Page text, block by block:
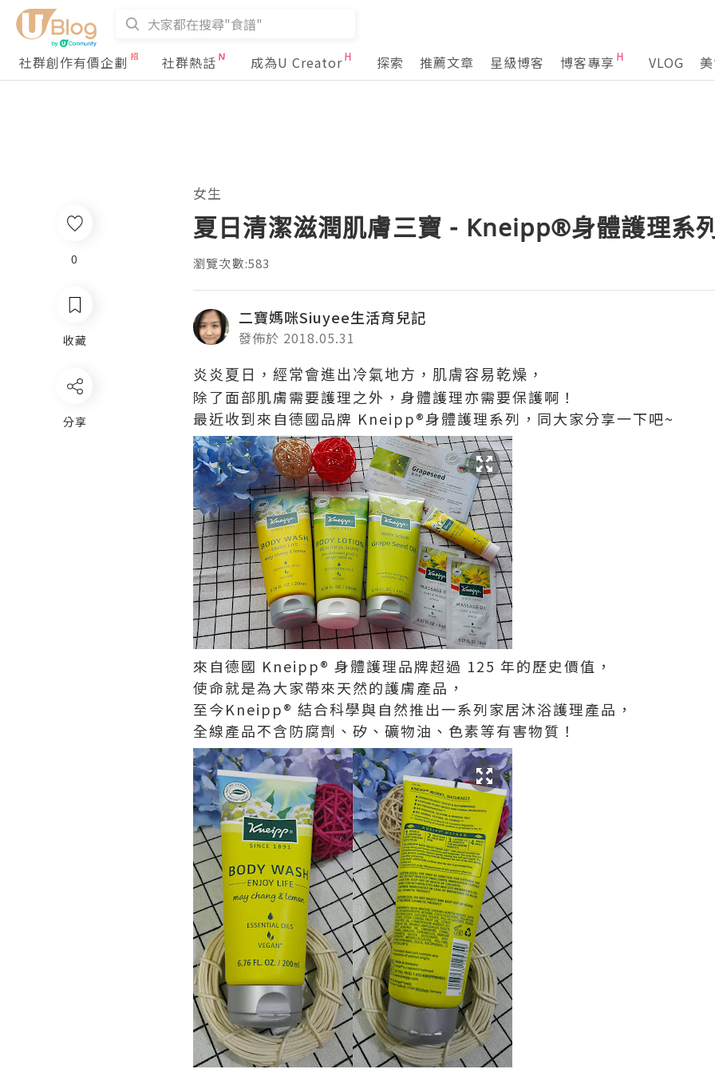
社群創作有價企劃 社群熱話 成為U Creator 探索 推薦文章 星級博客 博客專享 VLOG
0
收藏
分享
女生
夏日清潔滋潤肌膚三寶 - Kneipp®身體護理系
瀏覽次數:583
二寶媽咪Siuyee生活育兒記
發佈於 2018.05.31
炎炎夏日，經常會進出冷氣地方，肌膚容易乾燥，
除了面部肌膚需要護理之外，身體護理亦需要保護啊！
最近收到來自德國品牌 Kneipp®身體護理系列，同大家分享一下吧~
來自德國 Kneipp® 身體護理品牌超過 125 年的歷史價值，
使命就是為大家帶來天然的護膚產品，
至今Kneipp® 結合科學與自然推出一系列家居沐浴護理產品，
全線產品不含防腐劑、矽、礦物油、色素等有害物質！